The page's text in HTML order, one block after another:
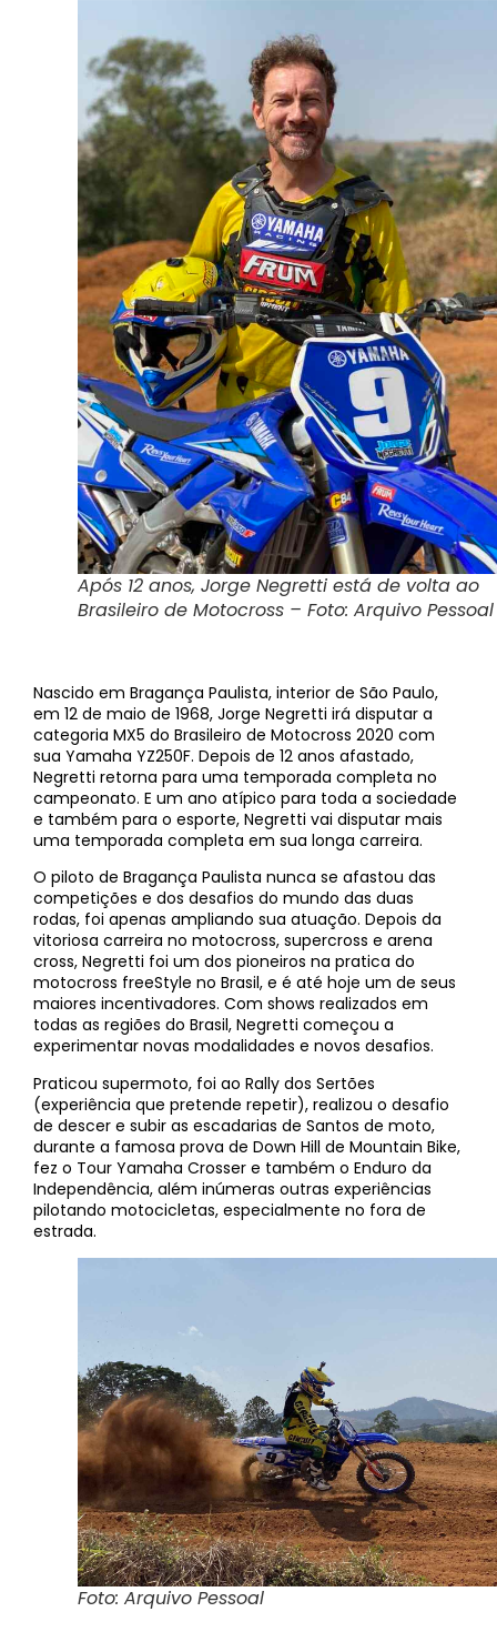
Após 12 anos, Jorge Negretti está de volta ao
Brasileiro de Motocross – Foto: Arquivo Pessoal
Nascido em Bragança Paulista, interior de São Paulo,
em 12 de maio de 1968, Jorge Negretti irá disputar a
categoria MX5 do Brasileiro de Motocross 2020 com
sua Yamaha YZ250F. Depois de 12 anos afastado,
Negretti retorna para uma temporada completa no
campeonato. E um ano atípico para toda a sociedade
e também para o esporte, Negretti vai disputar mais
uma temporada completa em sua longa carreira.
O piloto de Bragança Paulista nunca se afastou das
competições e dos desafios do mundo das duas
rodas, foi apenas ampliando sua atuação. Depois da
vitoriosa carreira no motocross, supercross e arena
cross, Negretti foi um dos pioneiros na pratica do
motocross freeStyle no Brasil, e é até hoje um de seus
maiores incentivadores. Com shows realizados em
todas as regiões do Brasil, Negretti começou a
experimentar novas modalidades e novos desafios.
Praticou supermoto, foi ao Rally dos Sertões
(experiência que pretende repetir), realizou o desafio
de descer e subir as escadarias de Santos de moto,
durante a famosa prova de Down Hill de Mountain Bike,
fez o Tour Yamaha Crosser e também o Enduro da
Independência, além inúmeras outras experiências
pilotando motocicletas, especialmente no fora de
estrada.
Foto: Arquivo Pessoal